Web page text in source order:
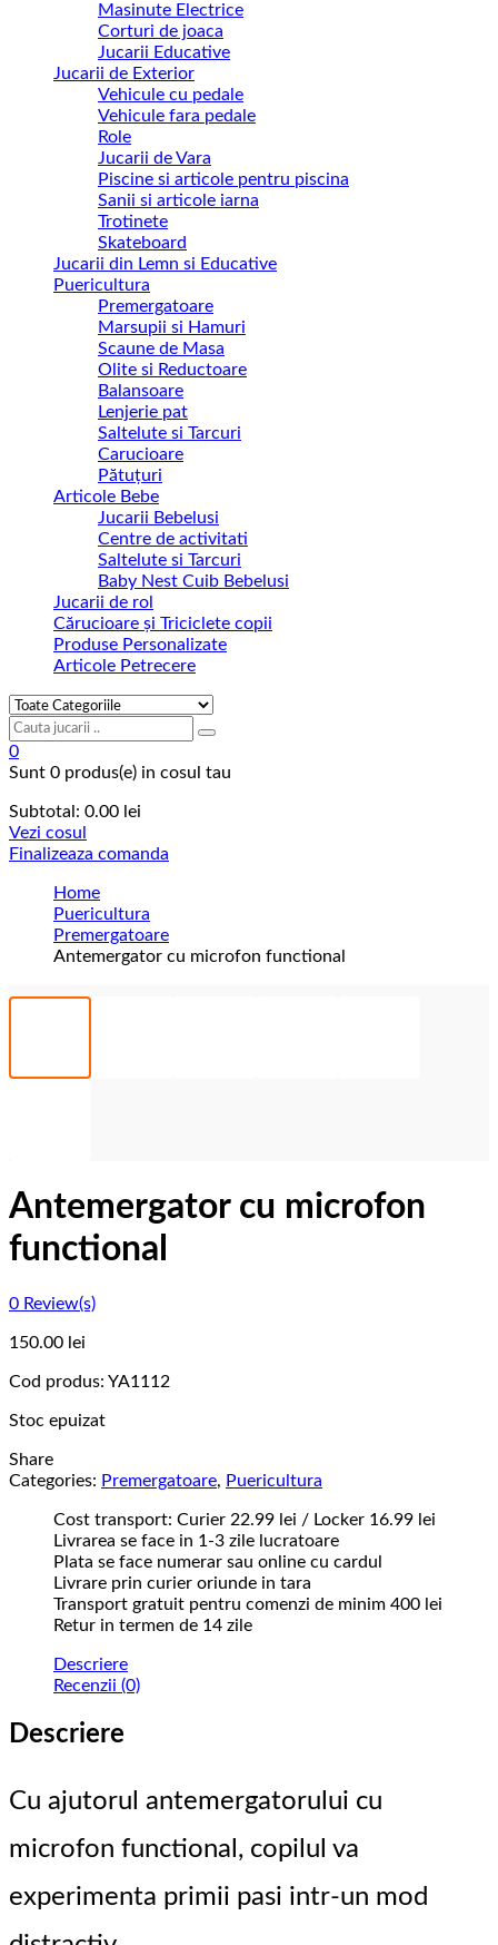
Masinute Electrice
Corturi de joaca
Jucarii Educative
Jucarii de Exterior
Vehicule cu pedale
Vehicule fara pedale
Role
Jucarii de Vara
Piscine si articole pentru piscina
Sanii si articole iarna
Trotinete
Skateboard
Jucarii din Lemn si Educative
Puericultura
Premergatoare
Marsupii si Hamuri
Scaune de Masa
Olite si Reductoare
Balansoare
Lenjerie pat
Saltelute si Tarcuri
Carucioare
Pătuțuri
Articole Bebe
Jucarii Bebelusi
Centre de activitati
Saltelute si Tarcuri
Baby Nest Cuib Bebelusi
Jucarii de rol
Cărucioare și Triciclete copii
Produse Personalizate
Articole Petrecere
0
Sunt 0 produs(e) in cosul tau
Subtotal: 0.00 lei
Vezi cosul
Finalizeaza comanda
Home
Puericultura
Premergatoare
Antemergator cu microfon functional
Antemergator cu microfon
functional
0 Review(s)
150.00 lei
Cod produs: YA1112
Stoc epuizat
Share
Categories: Premergatoare, Puericultura
Cost transport: Curier 22.99 lei / Locker 16.99 lei
Livrarea se face in 1-3 zile lucratoare
Plata se face numerar sau online cu cardul
Livrare prin curier oriunde in tara
Transport gratuit pentru comenzi de minim 400 lei
Retur in termen de 14 zile
Descriere
Recenzii (0)
Descriere
Cu ajutorul antemergatorului cu
microfon functional, copilul va
experimenta primii pasi intr-un mod